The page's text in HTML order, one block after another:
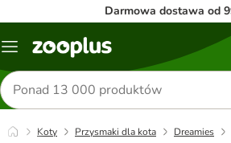
Darmowa dostawa od
Menu
Szukaj
produktów
Koty Przysmaki dla kota Dreamies